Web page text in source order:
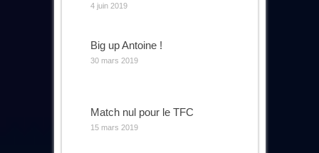
4 juin 2019
Big up Antoine !
30 mars 2019
Match nul pour le TFC
15 mars 2019